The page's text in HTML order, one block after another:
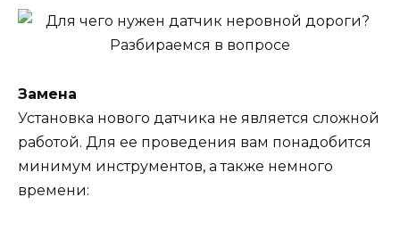
Замена
Установка нового датчика не является сложной
работой. Для ее проведения вам понадобится
минимум инструментов, а также немного
времени: